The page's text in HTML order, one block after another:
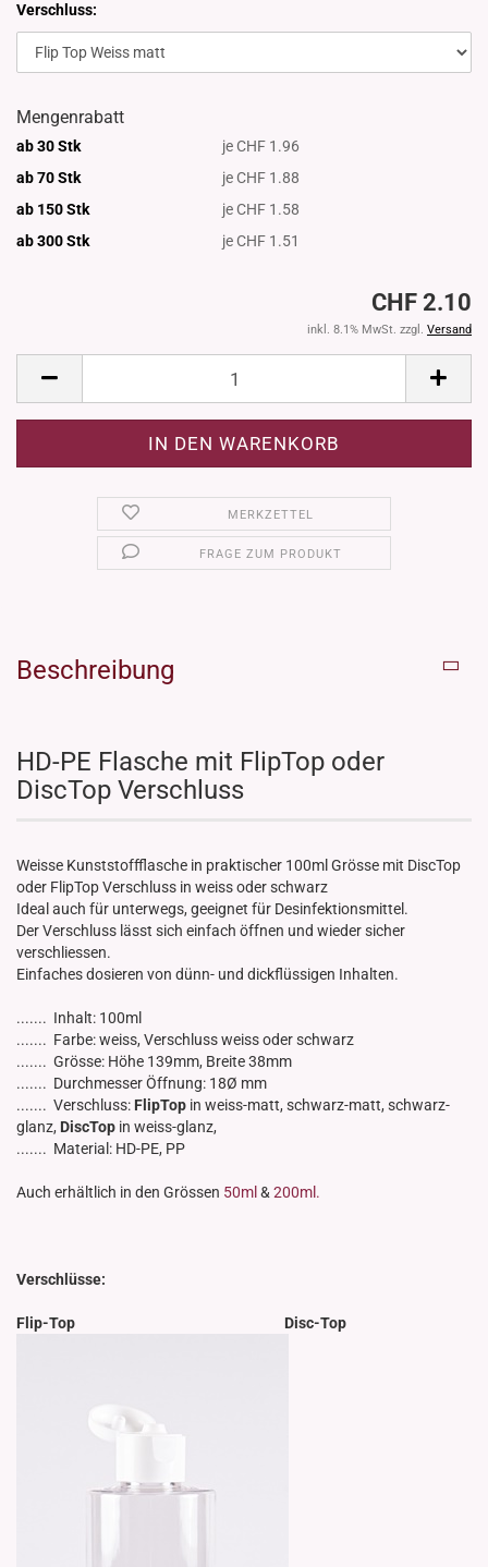
Verschluss:
Mengenrabatt
ab 30 Stk
je CHF 1.96
ab 70 Stk
je CHF 1.88
ab 150 Stk
je CHF 1.58
ab 300Stk je CHF 1.51
CHF 2.10
inkl. 8.1% MwSt. zzgl. Versand
MERKZETTEL
FRAGE ZUM PRODUKT
Beschreibung
HD-PE Flasche mit FlipTop oder
DiscTop Verschluss
Weisse Kunststoffflasche in praktischer 100ml Grösse mit DiscTop
oder FlipTop Verschluss in weiss oder schwarz
Ideal auch für unterwegs, geeignet für Desinfektionsmittel.
Der Verschluss lässt sich einfach öffnen und wieder sicher
verschliessen.
Einfaches dosieren von dünn- und dickflüssigen Inhalten.
....... Inhalt: 100ml
....... Farbe: weiss, Verschluss weiss oder schwarz
....... Grösse: Höhe 139mm, Breite 38mm
....... Durchmesser Öffnung: 18Ø mm
....... Verschluss: FlipTop in weiss-matt, schwarz-matt, schwarz-
glanz, DiscTop in weiss-glanz,
....... Material: HD-PE, PP
​Auch erhältlich in den Grössen 50ml &200ml.
Verschlüsse:
Flip-Top Disc-Top